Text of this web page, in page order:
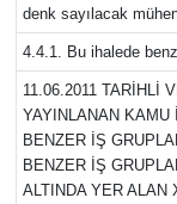
denk sayılacak
4.4.1. Bu ihalede
11.06.2011 TARİHLİ
YAYINLANAN KAMU
BENZER İŞ
BENZER İŞ
ALTINDA YER